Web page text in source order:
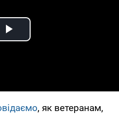
Play Video
, як ветеранам,